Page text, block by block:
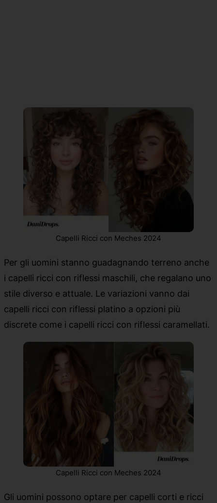
Capelli Ricci con Meches 2024
Per gli uomini stanno guadagnando terreno anche
i capelli ricci con riflessi maschili, che regalano uno
stile diverso e attuale. Le variazioni vanno dai
capelli ricci con riflessi platino a opzioni più
discrete come i capelli ricci con riflessi caramellati.
Capelli Ricci con Meches 2024
Gli uomini possono optare per capelli corti e ricci